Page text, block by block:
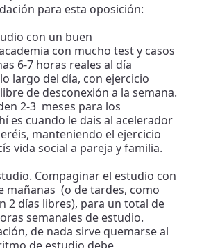
para esta oposición:
con un buen
con mucho test y casos
6-7 horas reales al día
largo del día, con ejercicio
de desconexión a la semana.
2-3 meses para los
es cuando le dais al acelerador
manteniendo el ejercicio
vida social a pareja y familia.
Compaginar el estudio con
mañanas (o de tardes, como
2 días libres), para un total de
semanales de estudio.
de nada sirve quemarse al